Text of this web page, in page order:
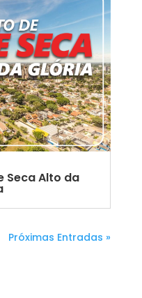
Seca Alto da
Próximas Entradas »